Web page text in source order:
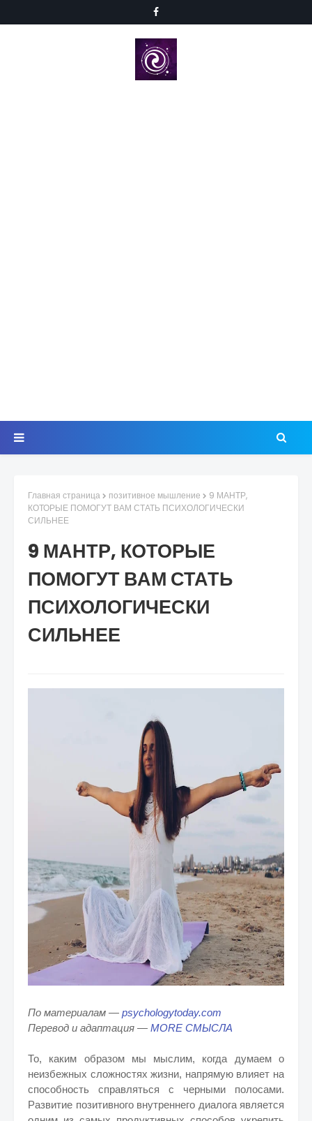
Главная страница позитивное мышление
9 МАНТР,
КОТОРЫЕ ПОМОГУТ ВАМ СТАТЬ ПСИХОЛОГИЧЕСКИ
СИЛЬНЕЕ
9 МАНТР, КОТОРЫЕ
ПОМОГУТ ВАМ СТАТЬ
ПСИХОЛОГИЧЕСКИ
СИЛЬНЕЕ
По материалам — psychologytoday.com
Перевод и адаптация — MORE СМЫСЛА
То, каким образом мы мыслим, когда думаем о
неизбежных сложностях жизни, напрямую влияет на
способность справляться с черными полосами.
Развитие позитивного внутреннего диалога является